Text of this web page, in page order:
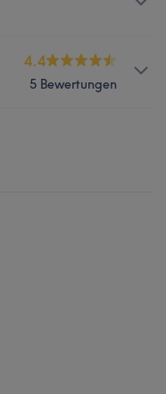
4.4
5 Bewertungen